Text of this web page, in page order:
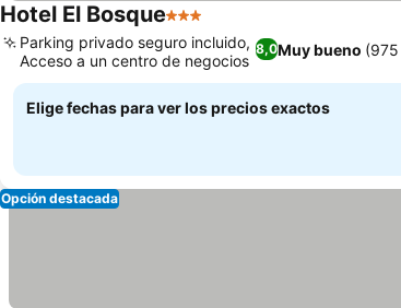
Hotel El Bosque3 Estrellas
8,0Muy bueno
Parking privado seguro incluido,
Acceso a un centro de negocios
Elige fechas para ver los precios exactos
Opción destacada